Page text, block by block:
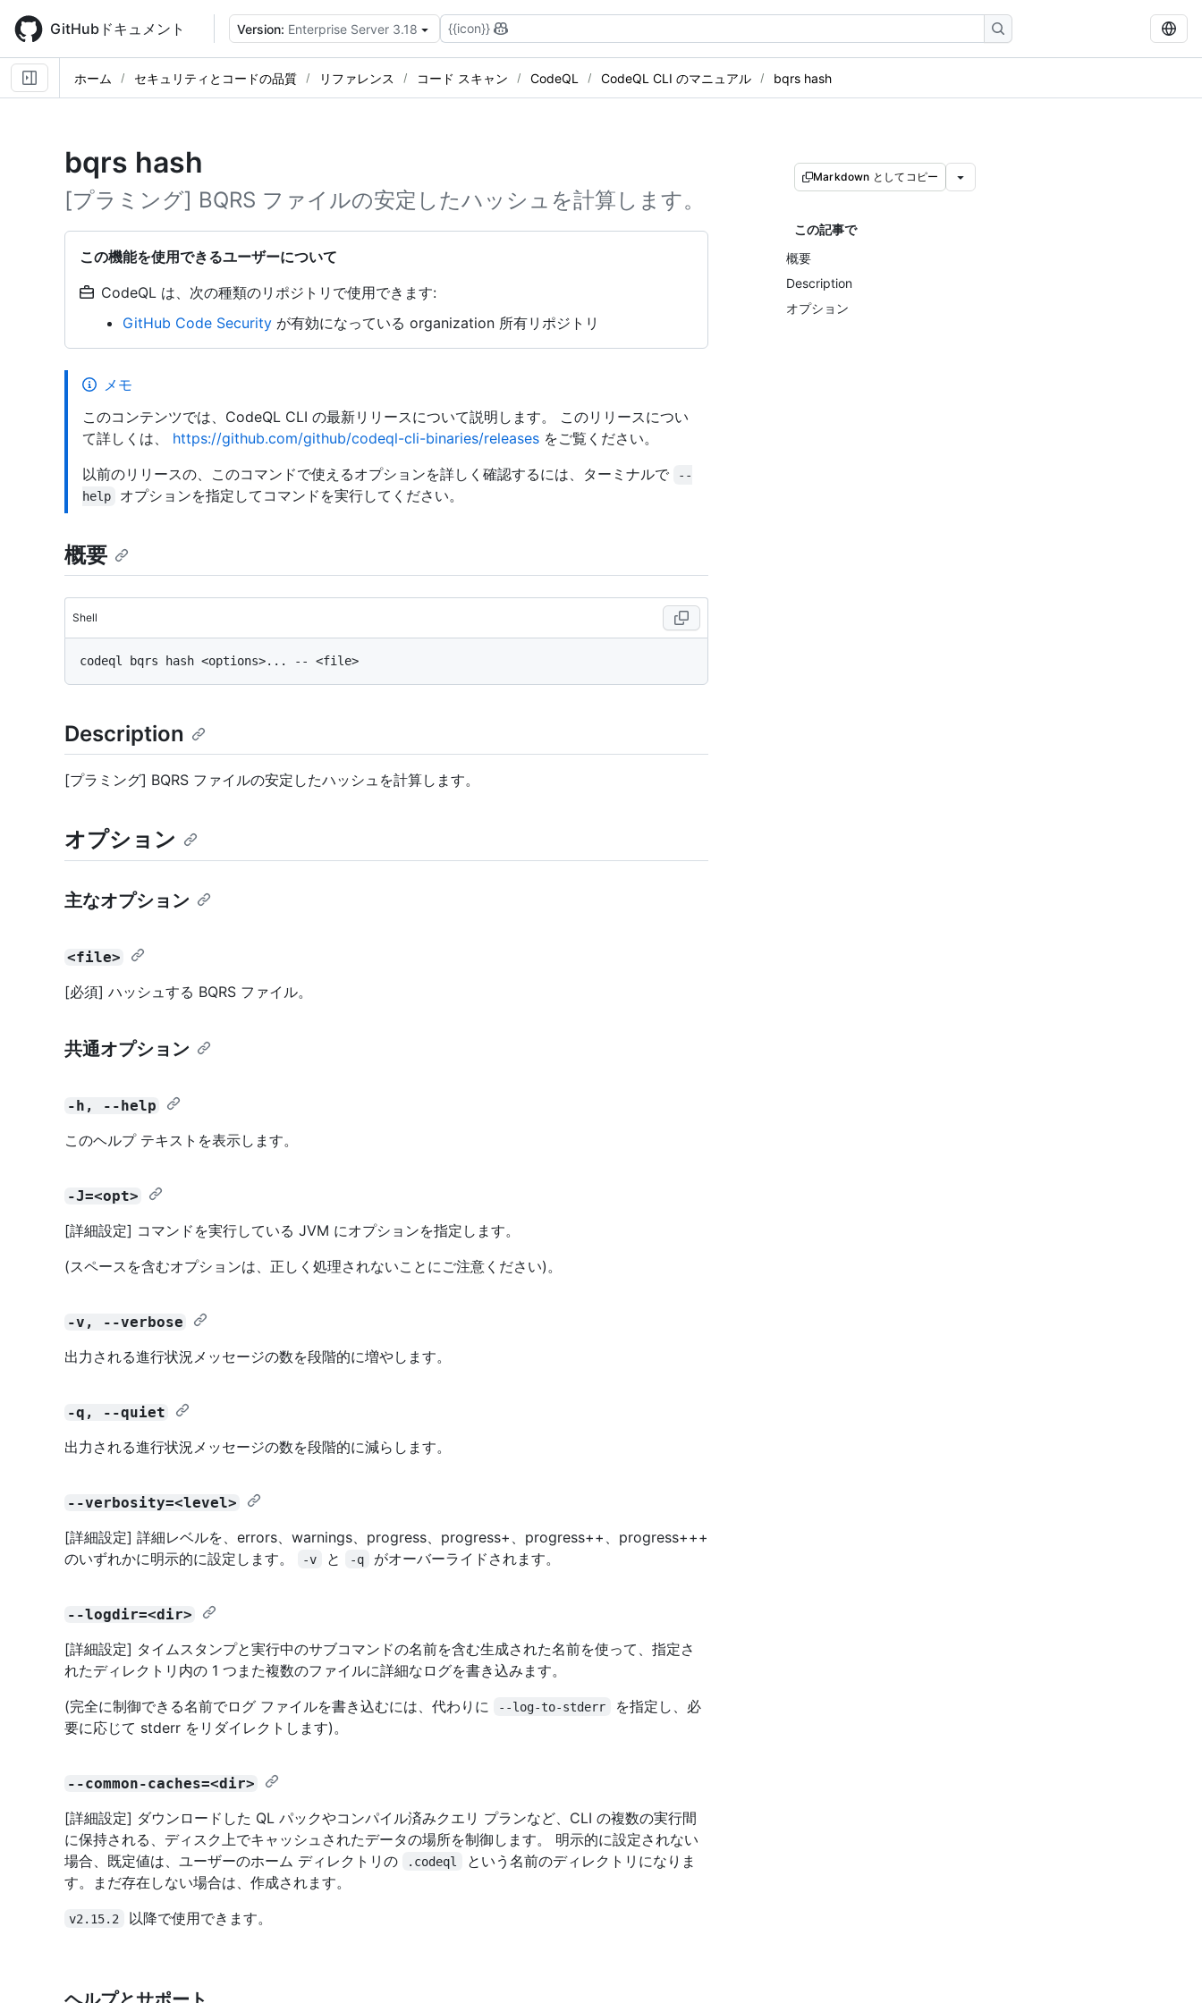
main
content
GitHubドキュメント Version: Enterprise Server 3.18 {{icon}}
ホーム セキュリティとコードの品質 リファレンス コード スキャン CodeQL CodeQL CLI のマニュアル bqrs hash
bqrs hash
[プラミング] BQRS ファイルの安定したハッシュを計算します。
この機能を使用できるユーザーについて
CodeQL は、次の種類のリポジトリで使用できます:
GitHub Code Security が有効になっている organization 所有リポジトリ
Markdown としてコピー
この記事で
概要
Description
オプション
メモ
このコンテンツでは、CodeQL CLI の最新リリースについて説明します。 このリリースについ
て詳しくは、 https://github.com/github/codeql-cli-binaries/releases をご覧ください。
以前のリリースの、このコマンドで使えるオプションを詳しく確認するには、ターミナルで
--
help
オプションを指定してコマンドを実行してください。
概要
Shell
Description
[プラミング] BQRS ファイルの安定したハッシュを計算します。
オプション
主なオプション
<file>
[必須] ハッシュする BQRS ファイル。
共通オプション
-h, --help
このヘルプ テキストを表示します。
-J=<opt>
[詳細設定] コマンドを実行している JVM にオプションを指定します。
(スペースを含むオプションは、正しく処理されないことにご注意ください)。
-v, --verbose
出力される進行状況メッセージの数を段階的に増やします。
-q, --quiet
出力される進行状況メッセージの数を段階的に減らします。
--verbosity=<level>
[詳細設定] 詳細レベルを、errors、warnings、progress、progress+、progress++、progress+++
のいずれかに明示的に設定します。
-v と -q がオーバーライドされます。
--logdir=<dir>
[詳細設定] タイムスタンプと実行中のサブコマンドの名前を含む生成された名前を使って、指定さ
れたディレクトリ内の 1 つまた複数のファイルに詳細なログを書き込みます。
(完全に制御できる名前でログ ファイルを書き込むには、代わりに
--log-to-stderr
を指定し、必
要に応じて stderr をリダイレクトします)。
--common-caches=<dir>
[詳細設定] ダウンロードした QL パックやコンパイル済みクエリ プランなど、CLI の複数の実行間
に保持される、ディスク上でキャッシュされたデータの場所を制御します。 明示的に設定されない
場合、既定値は、ユーザーのホーム ディレクトリの
.codeql
という名前のディレクトリになりま
す。まだ存在しない場合は、作成されます。
v2.15.2 以降で使用できます。